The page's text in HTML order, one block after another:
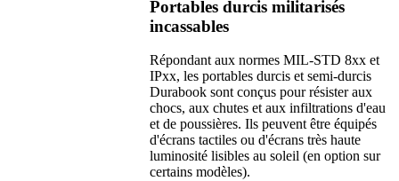
Portables durcis militarisés
incassables
Répondant aux normes MIL-STD 8xx et
IPxx, les portables durcis et semi-durcis
Durabook sont conçus pour résister aux
chocs, aux chutes et aux infiltrations d'eau
et de poussières. Ils peuvent être équipés
d'écrans tactiles ou d'écrans très haute
luminosité lisibles au soleil (en option sur
certains modèles).